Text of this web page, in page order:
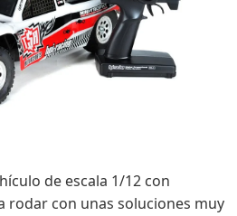
de escala 1/12 con
rodar con unas soluciones muy